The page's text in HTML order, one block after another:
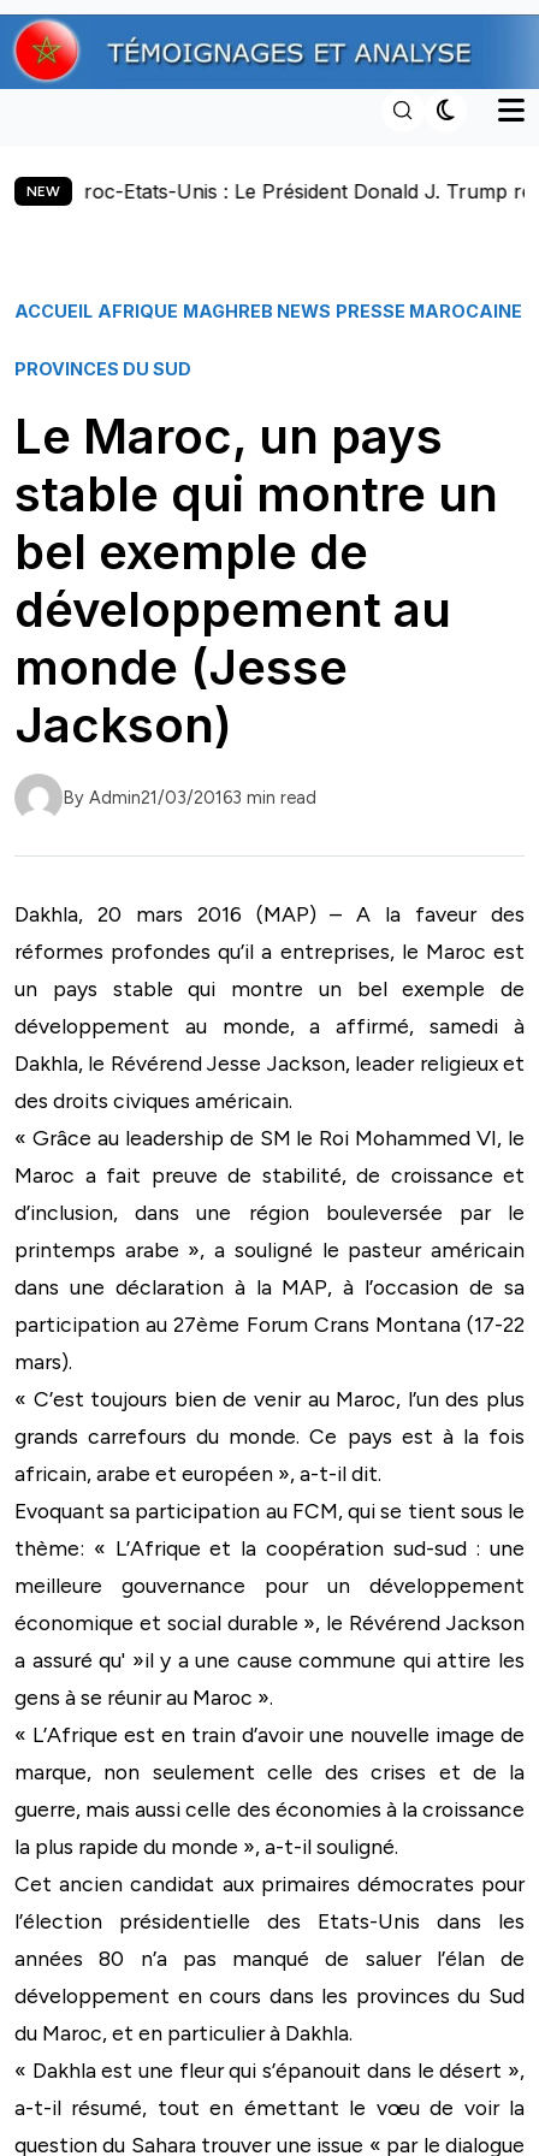
Skip
to
content
NEW
Unis : Le Président Donald J. Trump réaffirme la
ACCUEIL AFRIQUE MAGHREB NEWS PRESSE MAROCAINE
PROVINCES DU SUD
Le Maroc, un pays
stable qui montre un
bel exemple de
développement au
monde (Jesse
Jackson)
By Admin21/03/20163 min read
Dakhla, 20 mars 2016 (MAP) – A la faveur des
réformes profondes qu’il a entreprises, le Maroc est
un pays stable qui montre un bel exemple de
développement au monde, a affirmé, samedi à
Dakhla, le Révérend Jesse Jackson, leader religieux et
des droits civiques américain.
« Grâce au leadership de SM le Roi Mohammed VI, le
Maroc a fait preuve de stabilité, de croissance et
d’inclusion, dans une région bouleversée par le
printemps arabe », a souligné le pasteur américain
dans une déclaration à la MAP, à l’occasion de sa
participation au 27ème Forum Crans Montana (17-22
mars).
« C’est toujours bien de venir au Maroc, l’un des plus
grands carrefours du monde. Ce pays est à la fois
africain, arabe et européen », a-t-il dit.
Evoquant sa participation au FCM, qui se tient sous le
thème: « L’Afrique et la coopération sud-sud : une
meilleure gouvernance pour un développement
économique et social durable », le Révérend Jackson
a assuré qu' »il y a une cause commune qui attire les
gens à se réunir au Maroc ».
« L’Afrique est en train d’avoir une nouvelle image de
marque, non seulement celle des crises et de la
guerre, mais aussi celle des économies à la croissance
la plus rapide du monde », a-t-il souligné.
Cet ancien candidat aux primaires démocrates pour
l’élection présidentielle des Etats-Unis dans les
années 80 n’a pas manqué de saluer l’élan de
développement en cours dans les provinces du Sud
du Maroc, et en particulier à Dakhla.
« Dakhla est une fleur qui s’épanouit dans le désert »,
a-t-il résumé, tout en émettant le vœu de voir la
question du Sahara trouver une issue « par le dialogue